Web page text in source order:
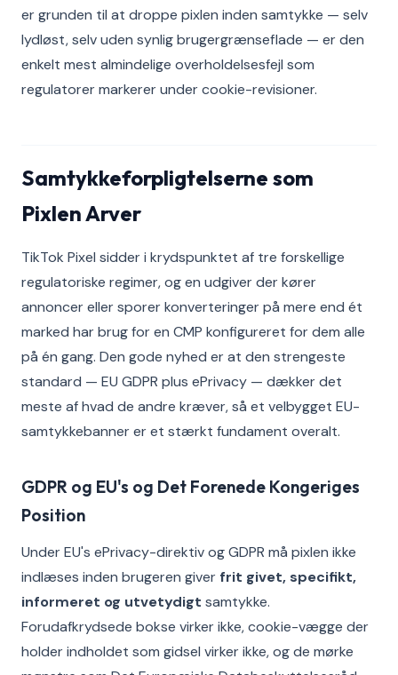
er grunden til at droppe pixlen inden samtykke — selv
lydløst, selv uden synlig brugergrænseflade — er den
enkelt mest almindelige overholdelsesfejl som
regulatorer markerer under cookie-revisioner.
Samtykkeforpligtelserne som
Pixlen Arver
TikTok Pixel sidder i krydspunktet af tre forskellige
regulatoriske regimer, og en udgiver der kører
annoncer eller sporer konverteringer på mere end ét
marked har brug for en CMP konfigureret for dem alle
på én gang. Den gode nyhed er at den strengeste
standard — EU GDPR plus ePrivacy — dækker det
meste af hvad de andre kræver, så et velbygget EU-
samtykkebanner er et stærkt fundament overalt.
GDPR og EU's og Det Forenede Kongeriges
Position
Under EU's ePrivacy-direktiv og GDPR må pixlen ikke
indlæses inden brugeren giver frit givet, specifikt,
informeret og utvetydigt samtykke.
Forudafkrydsede bokse virker ikke, cookie-vægge der
holder indholdet som gidsel virker ikke, og de mørke